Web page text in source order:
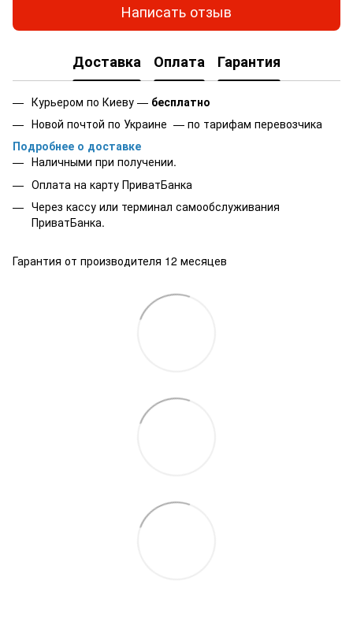
Написать отзыв
Доставка Оплата Гарантия
Курьером по Киеву — бесплатно
Новой почтой по Украине — по тарифам перевозчика
Подробнее о доставке
Наличными при получении.
Оплата на карту ПриватБанка
Через кассу или терминал самообслуживания
ПриватБанка.
Гарантия от производителя 12 месяцев